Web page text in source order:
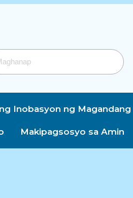
Inobasyon ng Magandang
Makipagsosyo sa Amin